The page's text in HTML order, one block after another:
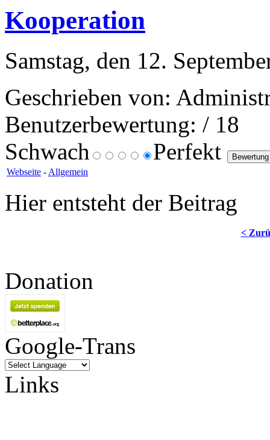
Kooperation
Samstag, den 12.
Geschrieben von:
Benutzerbewertung: / 18
Schwach
Perfekt
Webseite - Allgemein
Hier entsteht der Beitrag
<
Donation
Google-Trans
Links